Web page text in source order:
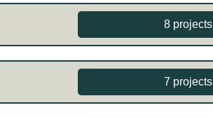
8 projects
7 projects